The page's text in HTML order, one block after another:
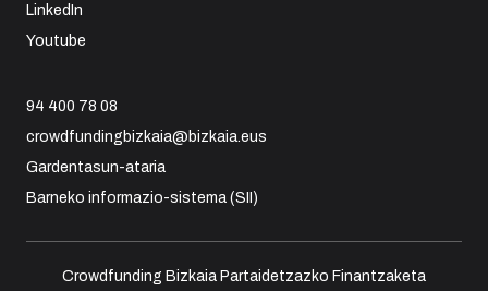
LinkedIn
Youtube
94 400 78 08
crowdfundingbizkaia@bizkaia.eus
Gardentasun-ataria
Barneko informazio-sistema (SII)
Crowdfunding Bizkaia Partaidetzazko Finantzaketa